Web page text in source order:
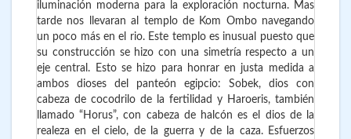
iluminación moderna para la exploración nocturna. Mas
tarde nos llevaran al templo de Kom Ombo navegando
un poco más en el rio. Este templo es inusual puesto que
su construcción se hizo con una simetría respecto a un
eje central. Esto se hizo para honrar en justa medida a
ambos dioses del panteón egipcio: Sobek, dios con
cabeza de cocodrilo de la fertilidad y Haroeris, también
llamado “Horus”, con cabeza de halcón es el dios de la
realeza en el cielo, de la guerra y de la caza. Esfuerzos